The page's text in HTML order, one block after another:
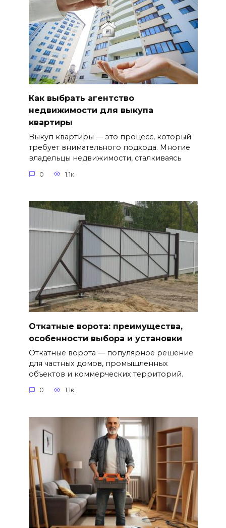
Как выбрать агентство
недвижимости для выкупа
квартиры
Выкуп квартиры — это процесс, который
требует внимательного подхода. Многие
владельцы недвижимости, сталкиваясь
0 1.1к.
Откатные ворота: преимущества,
особенности выбора и установки
Откатные ворота — популярное решение
для частных домов, промышленных
объектов и коммерческих территорий.
0 1.1к.